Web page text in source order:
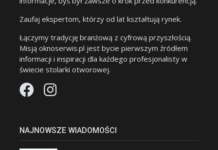
Zaufaj ekspertom, którzy od lat kształtują rynek.
Łączymy tradycję branżową z cyfrową przyszłością.
Misją oknoserwis.pl jest bycie pierwszym źródłem
informacji i inspiracji dla każdego profesjonalisty w
świecie stolarki otworowej.
NAJNOWSZE WIADOMOŚCI